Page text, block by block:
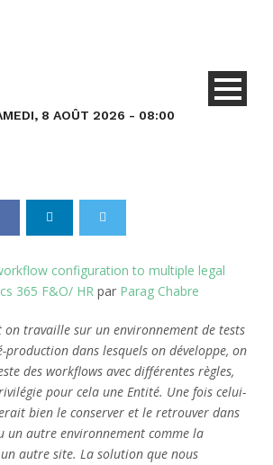
8 AOÛT 2026 - 08:00
365 F&O / HR
17 Jan 2022 0
configuration to multiple legal
365 F&O/ HR par Parag Chabre
on travaille sur un environnement de tests
production dans lesquels on développe, on
des workflows avec différentes règles,
pour cela une Entité. Une fois celui-
bien le conserver et le retrouver dans
un autre environnement comme la
autre site. La solution que nous